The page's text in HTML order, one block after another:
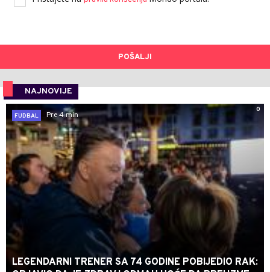
POŠALJI
NAJNOVIJE
0
FUDBAL
Pre 4 min
LEGENDARNI TRENER SA 74 GODINE POBIJEDIO RAK: